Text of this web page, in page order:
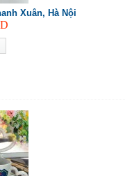
Xuân, Hà Nội